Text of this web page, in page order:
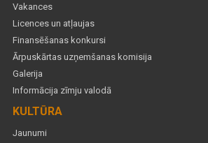
Vakances
Licences un atļaujas
Finansēšanas konkursi
Ārpuskārtas uzņemšanas komisija
Galerija
Informācija zīmju valodā
KULTŪRA
Jaunumi